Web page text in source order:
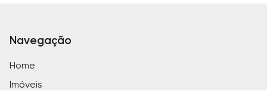
Navegação
Home
Imóveis